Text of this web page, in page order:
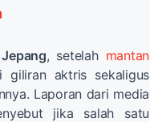
Jepang, setelah mantan
giliran aktris sekaligus
Laporan dari media
jika salah satu